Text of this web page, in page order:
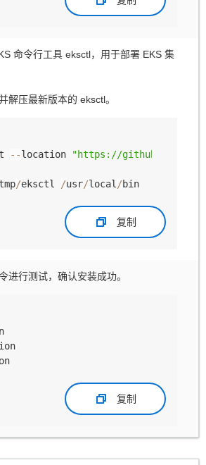
命令行工具 eksctl，用于部署 EKS 集
解压最新版本的 eksctl。
--location "https://github.com/
tmp/eksctl /usr/local /
复制
进行测试，确认安装成功。
复制